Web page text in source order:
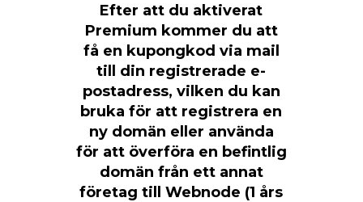
Efter att du aktiverat
Premium kommer du att
få en kupongkod via mail
till din registrerade e-
postadress, vilken du kan
bruka för att registrera en
ny domän eller använda
för att överföra en befintlig
domän från ett annat
företag till Webnode (1 års